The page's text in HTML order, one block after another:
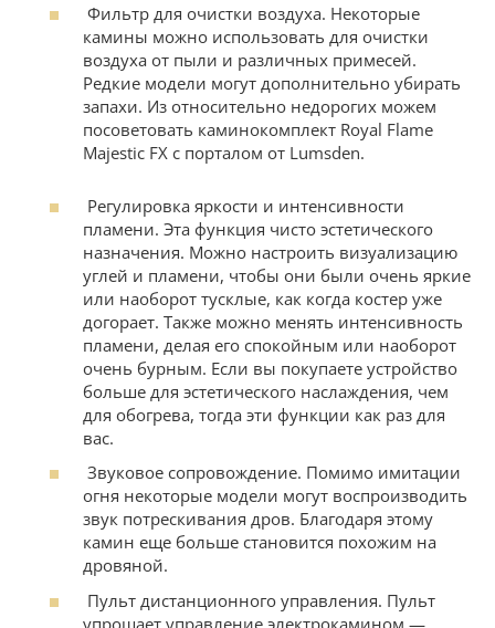
Фильтр для очистки воздуха. Некоторые
камины можно использовать для очистки
воздуха от пыли и различных примесей.
Редкие модели могут дополнительно убирать
запахи. Из относительно недорогих можем
посоветовать каминокомплект Royal Flame
Majestic FX с порталом от Lumsden.
Регулировка яркости и интенсивности
пламени. Эта функция чисто эстетического
назначения. Можно настроить визуализацию
углей и пламени, чтобы они были очень яркие
или наоборот тусклые, как когда костер уже
догорает. Также можно менять интенсивность
пламени, делая его спокойным или наоборот
очень бурным. Если вы покупаете устройство
больше для эстетического наслаждения, чем
для обогрева, тогда эти функции как раз для
вас.
Звуковое сопровождение. Помимо имитации
огня некоторые модели могут воспроизводить
звук потрескивания дров. Благодаря этому
камин еще больше становится похожим на
дровяной.
Пульт дистанционного управления. Пульт
упрощает управление электрокамином —